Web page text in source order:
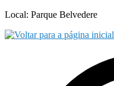
Local: Parque Belvedere